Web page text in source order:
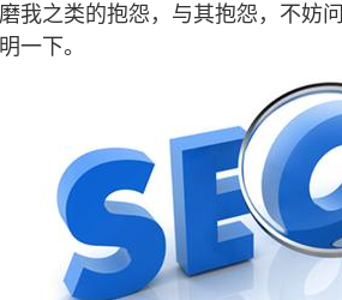
我之类的抱怨，与其抱怨，不妨
一下。